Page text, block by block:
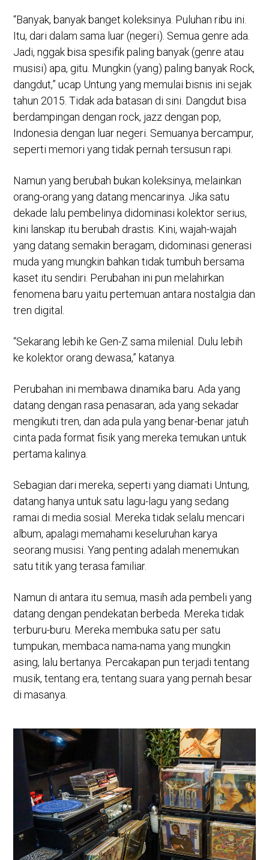
“Banyak, banyak banget koleksinya. Puluhan ribu ini.
Itu, dari dalam sama luar (negeri). Semua genre ada.
Jadi, nggak bisa spesifik paling banyak (genre atau
musisi) apa, gitu. Mungkin (yang) paling banyak Rock,
dangdut,” ucap Untung yang memulai bisnis ini sejak
tahun 2015. Tidak ada batasan di sini. Dangdut bisa
berdampingan dengan rock, jazz dengan pop,
Indonesia dengan luar negeri. Semuanya bercampur,
seperti memori yang tidak pernah tersusun rapi.
Namun yang berubah bukan koleksinya, melainkan
orang-orang yang datang mencarinya. Jika satu
dekade lalu pembelinya didominasi kolektor serius,
kini lanskap itu berubah drastis. Kini, wajah-wajah
yang datang semakin beragam, didominasi generasi
muda yang mungkin bahkan tidak tumbuh bersama
kaset itu sendiri. Perubahan ini pun melahirkan
fenomena baru yaitu pertemuan antara nostalgia dan
tren digital.
“Sekarang lebih ke Gen-Z sama milenial. Dulu lebih
ke kolektor orang dewasa,” katanya.
Perubahan ini membawa dinamika baru. Ada yang
datang dengan rasa penasaran, ada yang sekadar
mengikuti tren, dan ada pula yang benar-benar jatuh
cinta pada format fisik yang mereka temukan untuk
pertama kalinya.
Sebagian dari mereka, seperti yang diamati Untung,
datang hanya untuk satu lagu-lagu yang sedang
ramai di media sosial. Mereka tidak selalu mencari
album, apalagi memahami keseluruhan karya
seorang musisi. Yang penting adalah menemukan
satu titik yang terasa familiar.
Namun di antara itu semua, masih ada pembeli yang
datang dengan pendekatan berbeda. Mereka tidak
terburu-buru. Mereka membuka satu per satu
tumpukan, membaca nama-nama yang mungkin
asing, lalu bertanya. Percakapan pun terjadi tentang
musik, tentang era, tentang suara yang pernah besar
di masanya.